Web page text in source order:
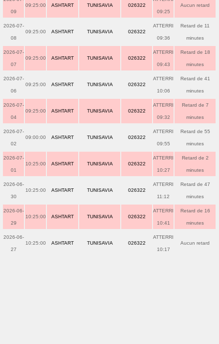
09
09:25:00 ASHTART TUNISAVIA 026322
09:25
Aucun retard
2026-07-
08
09:25:00 ASHTART TUNISAVIA 026322
ATTERRI
09:36
Retard de 11
minutes
2026-07-
07
09:25:00 ASHTART TUNISAVIA 026322
ATTERRI
09:43
Retard de 18
minutes
2026-07-
06
09:25:00 ASHTART TUNISAVIA 026322
ATTERRI
10:06
Retard de 41
minutes
2026-07-
04
09:25:00 ASHTART TUNISAVIA 026322
ATTERRI
09:32
Retard de 7
minutes
2026-07-
02
09:00:00 ASHTART TUNISAVIA 026322
ATTERRI
09:55
Retard de 55
minutes
2026-07-
01
10:25:00 ASHTART TUNISAVIA 026322
ATTERRI
10:27
Retard de 2
minutes
2026-06-
30
10:25:00 ASHTART TUNISAVIA 026322
ATTERRI
11:12
Retard de 47
minutes
2026-06-
29
10:25:00 ASHTART TUNISAVIA 026322
ATTERRI
10:41
Retard de 16
minutes
2026-06-
27
10:25:00 ASHTART TUNISAVIA 026322
ATTERRI
10:17
Aucun retard